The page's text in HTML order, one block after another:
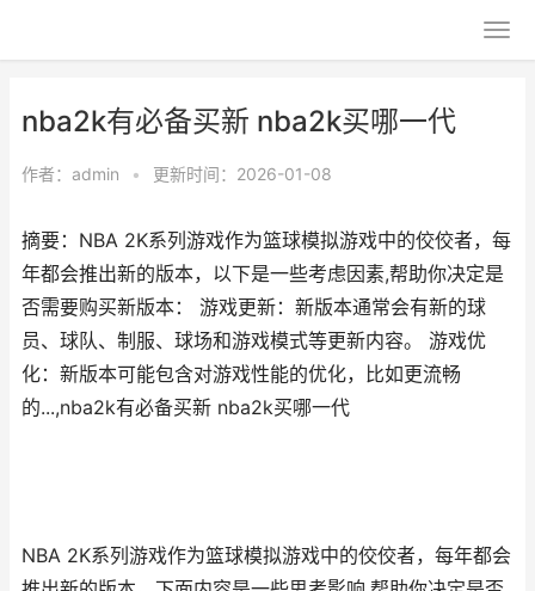
nba2k有必备买新 nba2k买哪一代
作者： admin • 更新时间：2026-01-08
摘要：NBA 2K系列游戏作为篮球模拟游戏中的佼佼者，每
年都会推出新的版本，以下是一些考虑因素,帮助你决定是
否需要购买新版本： 游戏更新：新版本通常会有新的球
员、球队、制服、球场和游戏模式等更新内容。 游戏优
化：新版本可能包含对游戏性能的优化，比如更流畅
的...,nba2k有必备买新 nba2k买哪一代
NBA 2K系列游戏作为篮球模拟游戏中的佼佼者，每年都会